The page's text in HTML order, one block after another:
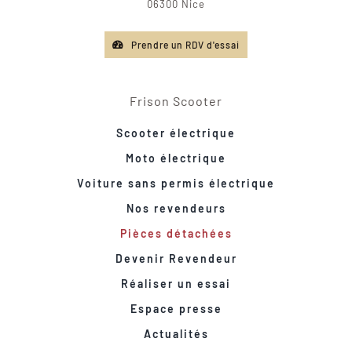
06300 Nice
Prendre un RDV d'essai
Frison Scooter
Scooter électrique
Moto électrique
Voiture sans permis électrique
Nos revendeurs
Pièces détachées
Devenir Revendeur
Réaliser un essai
Espace presse
Actualités